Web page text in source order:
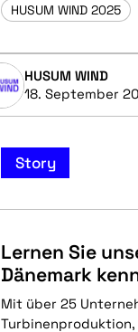
HUSUM WIND 2025
HUSUM WIND
18. September
Story
Lernen Sie
Dänemark
Mit über 25